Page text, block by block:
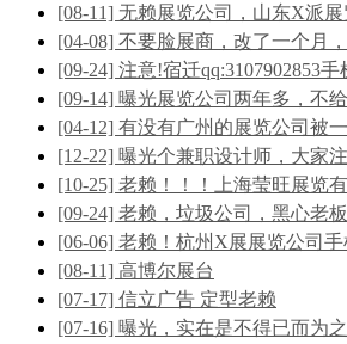
[08-11] 无赖展览公司，山东X派展
[04-08] 不要脸展商，改了一个月
[09-24] 注意!宿迁qq:3107902853手
[09-14] 曝光展览公司两年多，不
[04-12] 有没有广州的展览公司被
[12-22] 曝光个兼职设计师，大家
[10-25] 老赖！！！上海莹旺展览
[09-24] 老赖，垃圾公司，黑心老
[06-06] 老赖！杭州X展展览公司手
[08-11] 高博尔展台
[07-17] 信立广告 定型老赖
[07-16] 曝光，实在是不得已而为之